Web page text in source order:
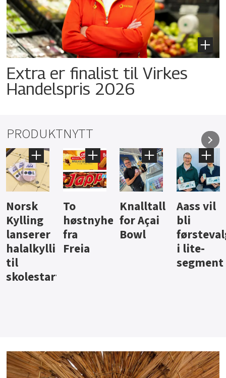
Extra er finalist til Virkes
Handelspris 2026
PRODUKTNYTT
Knalltall
for Açai
Bowl
Aass vil
bli
førstevalg
i lite-
Brus og
jus fra
Berentsen
Hard
iste fra
Hansa